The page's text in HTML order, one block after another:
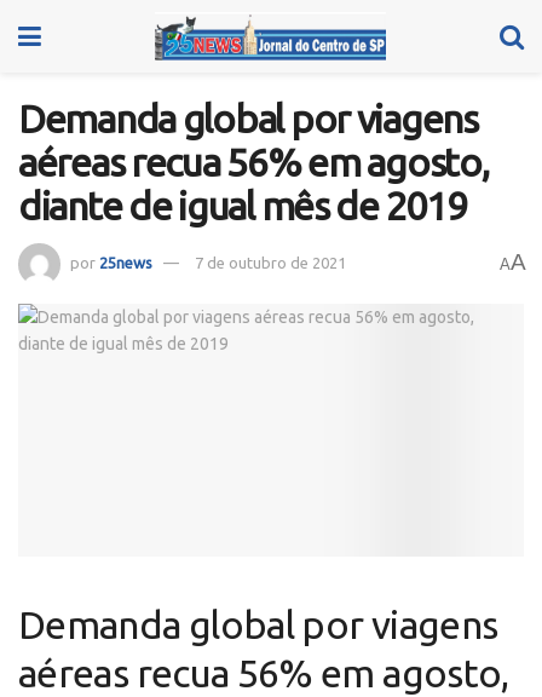
Demanda global por viagens
aéreas recua 56% em agosto,
diante de igual mês de 2019
por 25news 7 de outubro de 2021 AA
Demanda global por viagens
aéreas recua 56% em agosto,